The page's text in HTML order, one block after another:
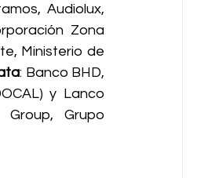
Audiolux,
Zona
Ministerio de
: Banco BHD,
y Lanco
Group, Grupo